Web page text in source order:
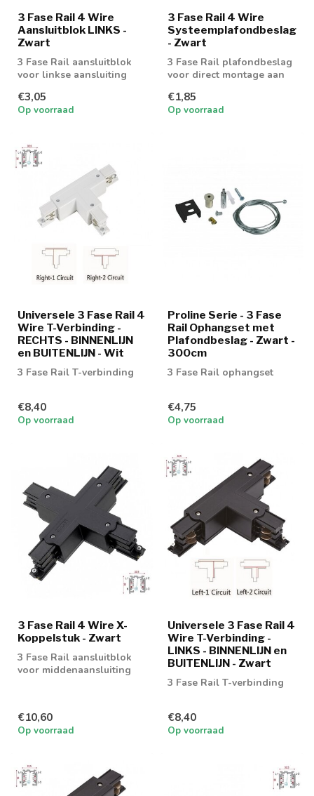
3 Fase Rail 4 Wire
Aansluitblok LINKS -
Zwart
3 Fase Rail aansluitblok
voor linkse aansluiting
€3,05
Op voorraad
3 Fase Rail 4 Wire
Systeemplafondbeslag
- Zwart
3 Fase Rail plafondbeslag
voor direct montage aan
€1,85
Op voorraad
Universele 3 Fase Rail 4
Wire T-Verbinding -
RECHTS - BINNENLIJN
en BUITENLIJN - Wit
3 Fase Rail T-verbinding
€8,40
Op voorraad
Proline Serie - 3 Fase
Rail Ophangset met
Plafondbeslag - Zwart -
300cm
3 Fase Rail ophangset
€4,75
Op voorraad
3 Fase Rail 4 Wire X-
Koppelstuk - Zwart
3 Fase Rail aansluitblok
voor middenaansluiting
€10,60
Op voorraad
Universele 3 Fase Rail 4
Wire T-Verbinding -
LINKS - BINNENLIJN en
BUITENLIJN - Zwart
3 Fase Rail T-verbinding
€8,40
Op voorraad